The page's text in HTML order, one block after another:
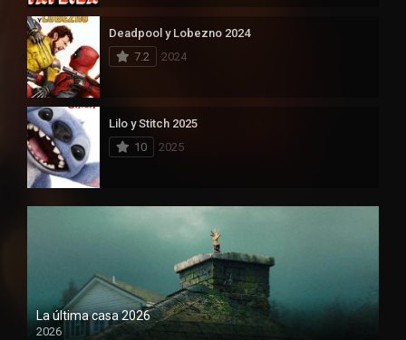
Deadpool y Lobezno 2024
7.2
2024
Lilo y Stitch 2025
10
2025
La última casa 2026
2026